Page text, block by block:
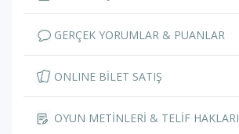
GERÇEK YORUMLAR & PUANLAR
ONLINE BİLET SATIŞ
OYUN METİNLERİ & TELİF HAKLARI